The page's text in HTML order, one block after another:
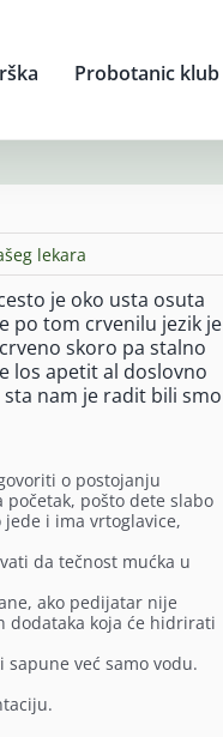
Probotanic klub
lekara
je oko usta osuta
po tom crvenilu jezik je
skoro pa stalno
los apetit al doslovno
nam je radit bili smo
o postojanju
pošto dete slabo
i ima vrtoglavice,
da tečnost mućka u
ako pedijatar nije
dodataka koja će hidrirati
već samo vodu.